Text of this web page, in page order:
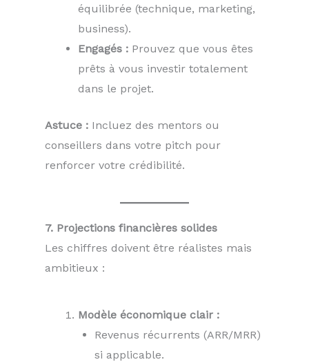
équilibrée (technique, marketing,
business).
Engagés : Prouvez que vous êtes
prêts à vous investir totalement
dans le projet.
Astuce : Incluez des mentors ou
conseillers dans votre pitch pour
renforcer votre crédibilité.
7. Projections financières solides
Les chiffres doivent être réalistes mais
ambitieux :
Modèle économique clair :
Revenus récurrents (ARR/MRR)
si applicable.